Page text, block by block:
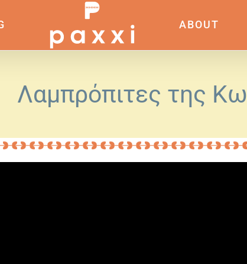
ABOUT
Λαμπρόπιτες της Κω